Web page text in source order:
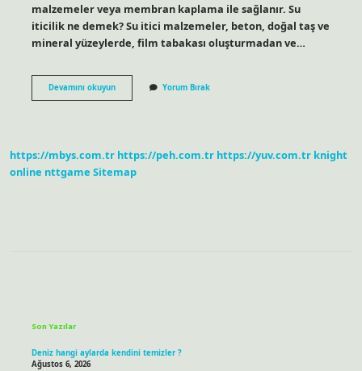
malzemeler veya membran kaplama ile sağlanır. Su
iticilik ne demek? Su itici malzemeler, beton, doğal taş ve
mineral yüzeylerde, film tabakası oluşturmadan ve…
Devamını okuyunSu
Iticilik
Yorum Bırak
https://mbys.com.tr https://peh.com.tr https://yuv.com.tr knight
online nttgame Sitemap
Son Yazılar
Deniz hangi aylarda kendini temizler ?
Ağustos 6, 2026